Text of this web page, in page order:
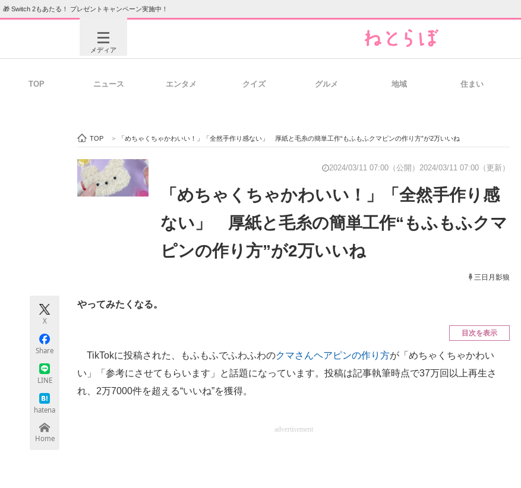
🎁 Switch 2もあたる！ プレゼントキャンペーン実施中！
メディア
ビジネスと働き方のヒント 経営リーダ
ITエンジニア向け専門サイト 企業向けIT製品の総合サイト IT製品の技術・比較・事例 製造業のIT
エネルギー
TOP ニュース エンタメ クイズ グルメ 地域 住まい
TOP > 「めちゃくちゃかわいい！」「全然手作り感ない」 厚紙と毛糸の簡単工作“もふもふクマピンの作り方”が2万いいね
2024/03/11 07:00（公開） 2024/03/11 07:00（更新）
「めちゃくちゃかわいい！」「全然手作り感
ない」 厚紙と毛糸の簡単工作“もふもふクマ
ピンの作り方”が2万いいね
三日月影狼
X
Share
LINE
hatena
Home
やってみたくなる。
目次を表示
TikTokに投稿された、もふもふでふわふわのクマさんヘアピンの作り方が「めちゃくちゃかわい
い」「参考にさせてもらいます」と話題になっています。投稿は記事執筆時点で37万回以上再生さ
れ、2万7000件を超える“いいね”を獲得。
advertisement